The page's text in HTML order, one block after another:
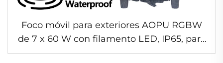
Foco móvil para exteriores AOPU RGBW
de 7 x 60 W con filamento LED, IP65, para
eventos al aire libre